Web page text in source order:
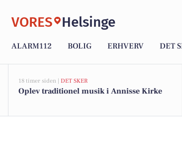
VORES Helsinge
ALARM112 BOLIG ERHVERV DET
18 timer siden | DET SKER
Oplev traditionel musik i Annisse Kirke